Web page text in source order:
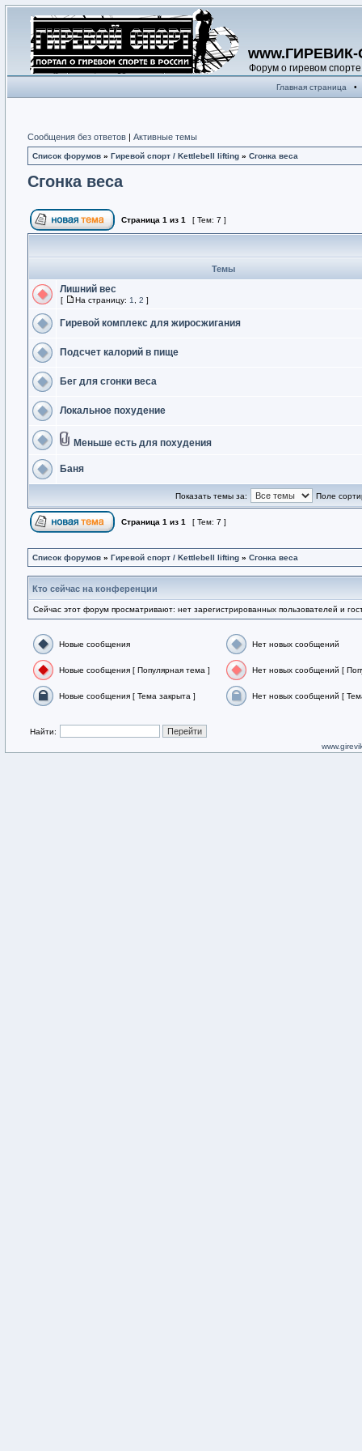
Форум о гиревом спорте
Главная страница •
Сообщения без ответов | Активные темы
Список форумов » Гиревой спорт / Kettlebell lifting » Сгонка веса
Сгонка веса
Страница 1 из 1 [ Тем: 7 ]
Темы
Лишний вес
[ На страницу: 1 2 ]
Гиревой комплекс для жиросжигания
Подсчет калорий в пище
Бег для сгонки веса
Локальное похудение
Меньше есть для похудения
Баня
Показать темы за: Поле
Страница 1 из 1 [ Тем: 7 ]
Список форумов » Гиревой спорт / Kettlebell lifting » Сгонка веса
Кто сейчас на конференции
Сейчас этот форум просматривают: нет зарегистрированных пользователей и
Новые сообщения Нет новых сообщений
Новые сообщения [ Популярная тема ] Нет новых сообщений [
Новые сообщения [ Тема закрыта ] Нет новых сообщений [
Найти: